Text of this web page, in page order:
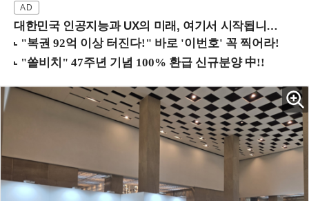
대한민국 인공지능과 UX의 미래, 여기서 시작됩니다! (9/2 강남역)